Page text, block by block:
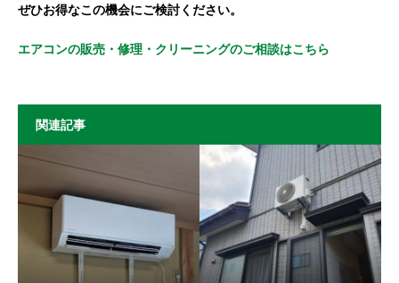
ぜひお得なこの機会にご検討ください。
エアコンの販売・修理・クリーニングのご相談はこちら
関連記事